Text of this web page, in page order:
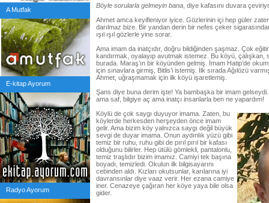
A Mutfak
E-kitap Ayorum
Radyo Ayorum
Böyle sorularla gelmeyin bana , diye kafasını duvara
Ahmet amca keyifleniyor iyice. Gözlerinin içi hep güler
darılmaz bize. Bir yandan derin bir nefes çeker
ışıl ışıl gözlerle yine sorar.
Ama imam da inatçıdır, doğru bildiğinden şaşmaz. Çok
kandırmak, oyalayıp avutmak istemez. Bu köyü, çalışkan,
burada. Maraş’ın bir köyünden gelmiş. İmam Hatip’de
için sınavlara girmiş, Bitlis’i istemiş. İlk sırada Ağılözü
Ahmet, uğraşmamak için ilk köyü işaretlemiş.
Şans diye buna derim işte! Ya bambaşka bir imam
ama saf, bilgiye aç ama inatçı insanlarla ben ne yapardım!
Köylü de çok saygı duyuyor imama. Zaten, bu
köylerde herkesden herşeyden önce imam
gelir. Ama bizim köy yalnızca saygı değil büyük
sevgi de duyar imama. Onun aydınlık yüzü gibi
temiz bir ruhu, ruhu gibi de pırıl pırıl bir kafası
olduğunu bilirler. Hep ütülü gömlekli, pantalonlu,
temiz traşlıdır bizim imamız. Camiyi tek başına
boyadı, temizledi. Okulun ilk bilgisayarını
cebinden aldı. Kızları okutsunlar, karılarına iyi
davransınlar diye vaaz verir. Her ezana camiye
iner. Cenazeye çağıran her köye yaya bile olsa
gider.